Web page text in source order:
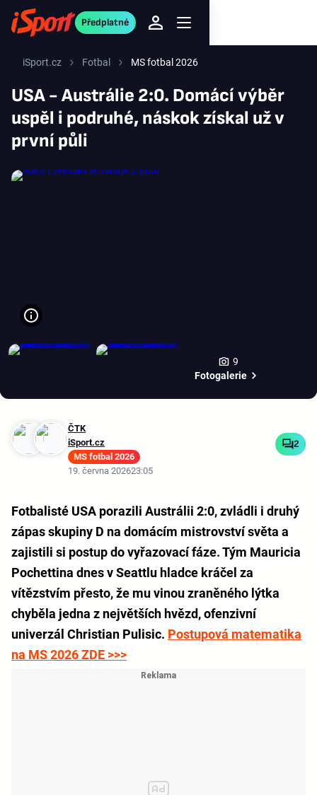
Předplatné
iSport.cz Fotbal MS fotbal 2026
USA - Austrálie 2:0. Domácí výběr
uspěl i podruhé, náskok získal už v
první půli
9
Fotogalerie
ČTK
iSport.cz
MS fotbal 2026
19. června 202623:05
2
Fotbalisté USA porazili Austrálii 2:0, zvládli i druhý
zápas skupiny D na domácím mistrovství světa a
zajistili si postup do vyřazovací fáze. Tým Mauricia
Pochettina dnes v Seattlu hladce kráčel za
vítězstvím přesto, že mu vinou zraněného lýtka
chyběla jedna z největších hvězd, ofenzivní
univerzál Christian Pulisic. Postupová matematika
na MS 2026 ZDE >>>